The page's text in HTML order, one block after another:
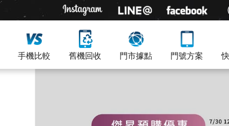
手機比較 舊機回收 門市據點 門號方案